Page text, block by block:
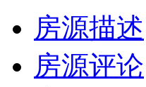
房源描述
房源评论